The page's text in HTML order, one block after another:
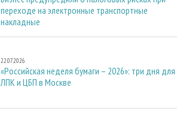
переходе на электронные транспортные
накладные
22.07.2026
«Российская неделя бумаги – 2026»: три дня для
ЛПК и ЦБП в Москве